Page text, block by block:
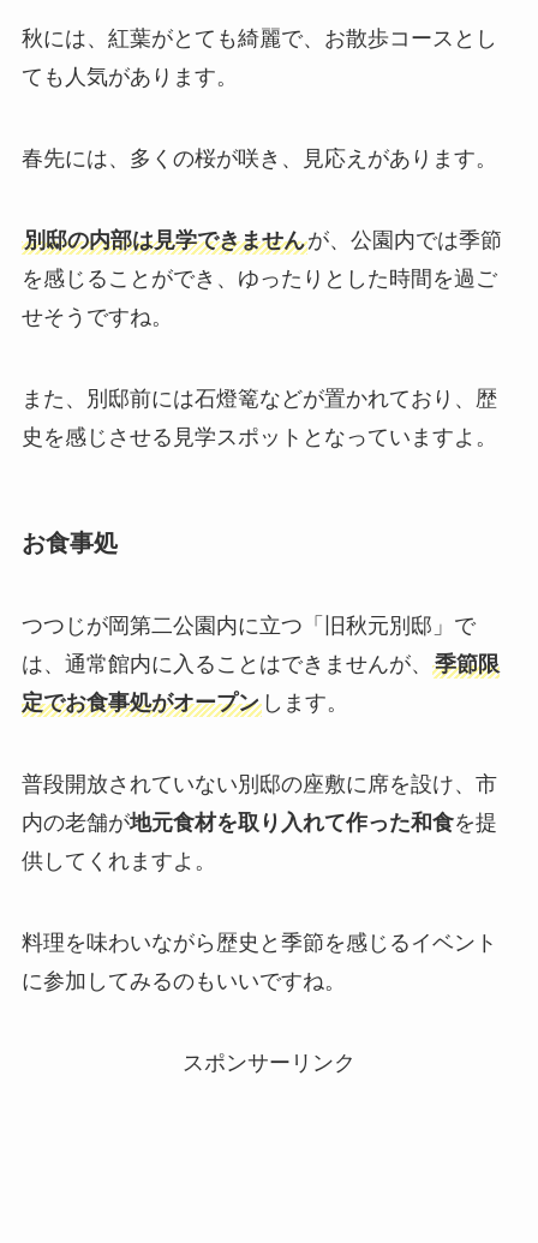
秋には、紅葉がとても綺麗で、お散歩コースとし
ても人気があります。
春先には、多くの桜が咲き、見応えがあります。
別邸の内部は見学できませんが、公園内では季節
を感じることができ、ゆったりとした時間を過ご
せそうですね。
また、別邸前には石燈篭などが置かれており、歴
史を感じさせる見学スポットとなっていますよ。
お食事処
つつじが岡第二公園内に立つ「旧秋元別邸」で
は、通常館内に入ることはできませんが、 季節限
定でお食事処がオープンします。
普段開放されていない別邸の座敷に席を設け、市
内の老舗が地元食材を取り入れて作った和食を提
供してくれますよ。
料理を味わいながら歴史と季節を感じるイベント
に参加してみるのもいいですね。
スポンサーリンク